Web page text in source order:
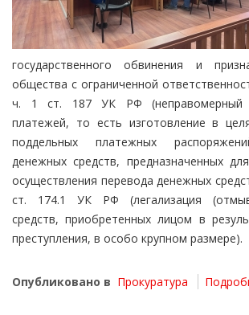
государственного обвинения и
общества с ограниченной
ч. 1 ст. 187 УК РФ (неправомерный
платежей, то есть изготовление в
поддельных платежных
денежных средств, предназначенных
осуществления перевода денежных
ст. 174.1 УК РФ (легализация
средств, приобретенных лицом в
преступления, в особо крупном размере).
Опубликовано в Прокуратура